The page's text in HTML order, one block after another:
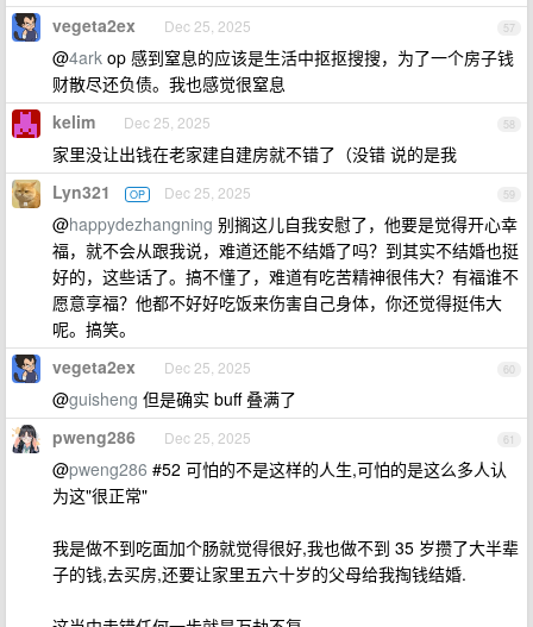
57
vegeta2ex Dec 25, 2025
@4ark op 感到窒息的应该是生活中抠抠搜搜，为了一个房子钱
财散尽还负债。我也感觉很窒息
58
kelim Dec 25, 2025
家里没让出钱在老家建自建房就不错了（没错 说的是我
59
Lyn321 OP Dec 25, 2025
@happydezhangning 别搁这儿自我安慰了，他要是觉得开心幸
福，就不会从跟我说，难道还能不结婚了吗？到其实不结婚也挺
好的，这些话了。搞不懂了，难道有吃苦精神很伟大？有福谁不
愿意享福？他都不好好吃饭来伤害自己身体，你还觉得挺伟大
呢。搞笑。
60
vegeta2ex Dec 25, 2025
@guisheng 但是确实 buff 叠满了
61
pweng286 Dec 25, 2025
@pweng286 #52 可怕的不是这样的人生,可怕的是这么多人认
为这"很正常"
我是做不到吃面加个肠就觉得很好,我也做不到 35 岁攒了大半辈
子的钱,去买房,还要让家里五六十岁的父母给我掏钱结婚.